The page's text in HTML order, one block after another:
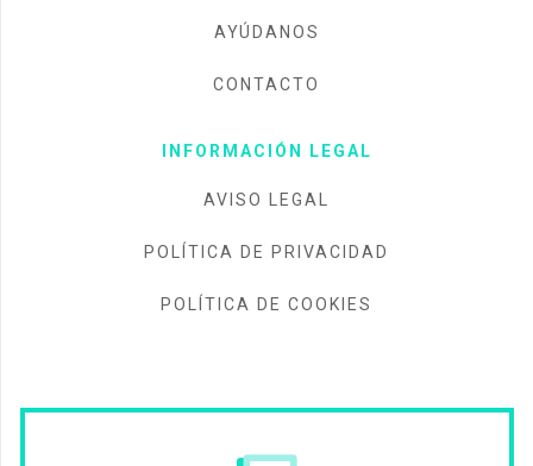
AYÚDANOS
CONTACTO
INFORMACIÓN LEGAL
AVISO LEGAL
POLÍTICA DE PRIVACIDAD
POLÍTICA DE COOKIES